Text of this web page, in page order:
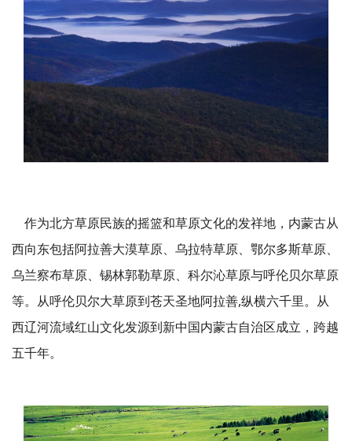
作为北方草原民族的摇篮和草原文化的发祥地，内蒙古从
西向东包括阿拉善大漠草原、乌拉特草原、鄂尔多斯草原、
乌兰察布草原、锡林郭勒草原、 科尔沁草原与呼伦贝尔草原
等。 从呼伦贝尔大草原到苍天圣地阿拉善,纵横六千里。 从
西辽河流域红山文化发源到新中国内蒙古自治区成立 ，跨越
五千年。